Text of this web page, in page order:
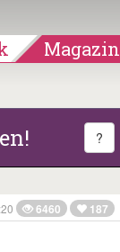
Magazin
?
6460 187